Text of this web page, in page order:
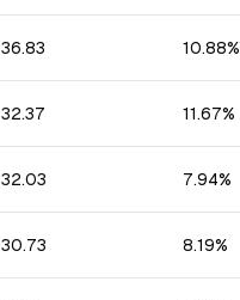
36.83 10.88%
32.37 11.67%
32.03 7.94%
30.73 8.19%